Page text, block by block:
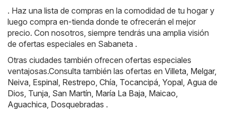
. Haz una lista de compras en la comodidad de tu hogar y
luego compra en-tienda donde te ofrecerán el mejor
precio. Con nosotros, siempre tendrás una amplia visión
de ofertas especiales en Sabaneta .
Otras ciudades también ofrecen ofertas especiales
ventajosas.Consulta también las ofertas en Villeta Melgar,
Neiva Espinal Restrepo Chía Tocancipá Yopal Agua de
Dios Tunja San Martín María La Baja Maicao
Aguachica Dosquebradas .